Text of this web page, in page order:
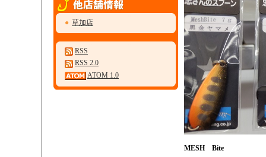
● 草加店
RSS
RSS 2.0
ATOM 1.0
MESH Bite